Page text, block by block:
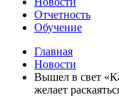
Отчетность
Обучение
Главная
Новости
Вышел в свет
желает